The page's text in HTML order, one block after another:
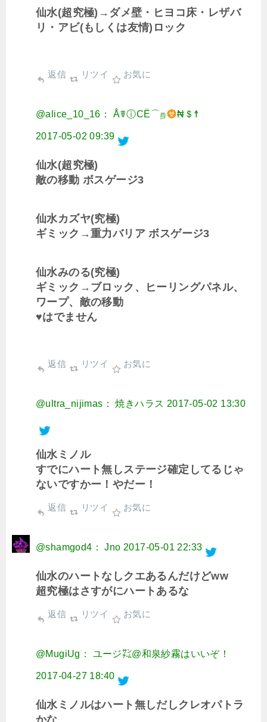
仙水(超究極)→ダメ壁・ヒヨコ床・レザバ
リ・アビ(もしくは友情)ロック
返信 リツイ お気に
@alice_10_16： Å☤ⓘСЁ⌒ற ₦＄☨
2017-05-02 09:39
仙水(超究極)
敵の移動 ボスゲージ3
仙水カズヤ(究極)
ギミック→重力バリア ボスゲージ3
仙水みのる(究極)
ギミック→ブロック、ヒーリングパネル、
ワープ、敵の移動
♥はでません
返信 リツイ お気に
@ultra_nijimas： 焼きハラス 2017-05-02 13:30
仙水ミノル
すでにハート無しステージ確定してるじゃ
ないですかー！やだー！
返信 リツイ お気に
@shamgod4： Jno 2017-05-01 22:33
仙水のハートなしクエあるんだけどww
超究極はさすがにハートあるな
返信 リツイ お気に
@MugiUg： ユージ㌠@和泉紗霧はいいぞ！
2017-04-27 18:40
仙水ミノルはハート無しだしクレオパトラ
かな